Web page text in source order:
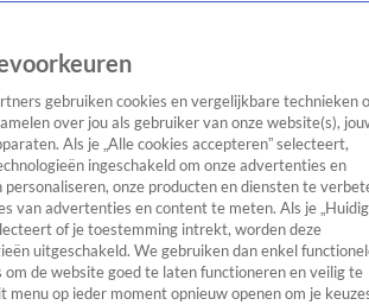
Entertainment TV Algemeen
Tip
gebruiken cookies en vergelijkbare technieken
over jou als gebruiker van onze website(s),
Als je „Alle cookies accepteren” selecteert,
ingeschakeld om onze advertenties en
onze producten en diensten te
van advertenties en content te meten. Als je
of je toestemming intrekt, worden deze
uitgeschakeld. We gebruiken dan enkel
om de website goed te laten functioneren en veilig te
menu op ieder moment opnieuw openen om je